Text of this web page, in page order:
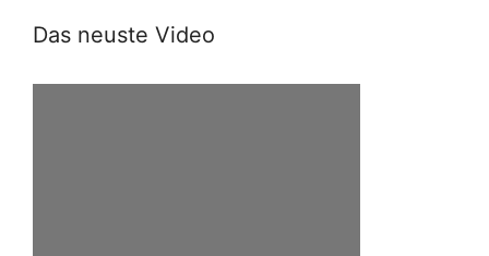
Das neuste Video